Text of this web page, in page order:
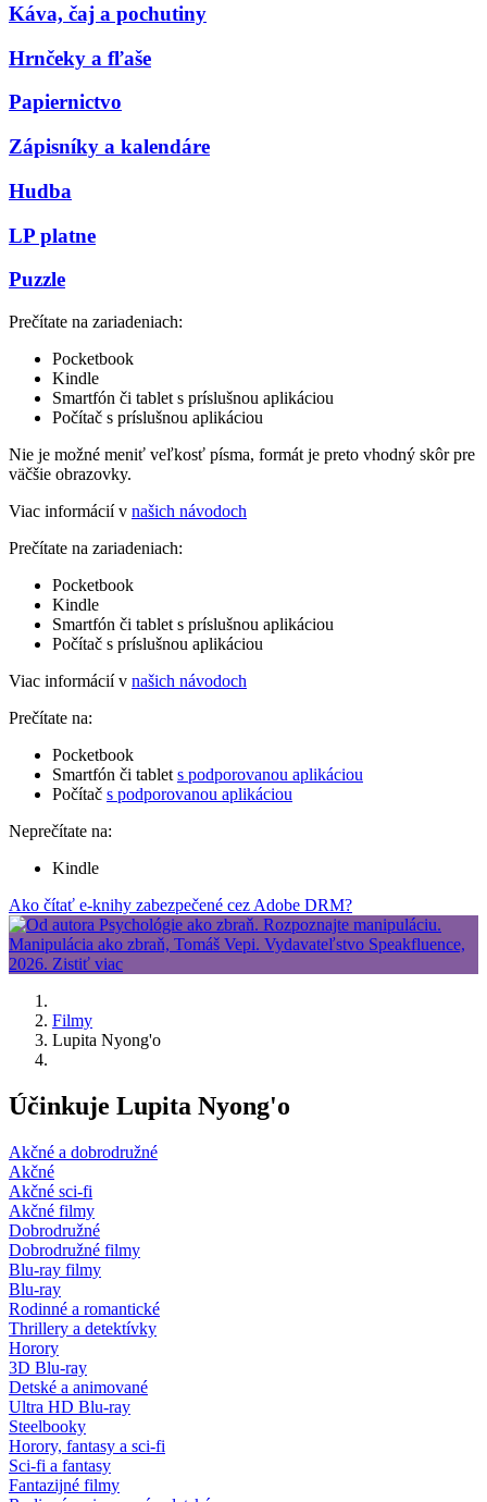
Káva, čaj a pochutiny
Hrnčeky a fľaše
Papiernictvo
Zápisníky a kalendáre
Hudba
LP platne
Puzzle
Prečítate na zariadeniach:
Pocketbook
Kindle
Smartfón či tablet s príslušnou aplikáciou
Počítač s príslušnou aplikáciou
Nie je možné meniť veľkosť písma, formát je preto vhodný skôr pre
väčšie obrazovky.
Viac informácií v našich návodoch
Prečítate na zariadeniach:
Pocketbook
Kindle
Smartfón či tablet s príslušnou aplikáciou
Počítač s príslušnou aplikáciou
Viac informácií v našich návodoch
Prečítate na:
Pocketbook
Smartfón či tablet s podporovanou aplikáciou
Počítač s podporovanou aplikáciou
Neprečítate na:
Kindle
Ako čítať e-knihy zabezpečené cez Adobe DRM?
Filmy
Lupita Nyong'o
Účinkuje Lupita Nyong'o
Akčné a dobrodružné
Akčné
Akčné sci-fi
Akčné filmy
Dobrodružné
Dobrodružné filmy
Blu-ray filmy
Blu-ray
Rodinné a romantické
Thrillery a detektívky
Horory
3D Blu-ray
Detské a animované
Ultra HD Blu-ray
Steelbooky
Horory, fantasy a sci-fi
Sci-fi a fantasy
Fantazijné filmy